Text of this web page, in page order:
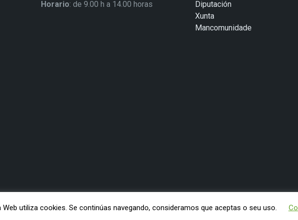
Horario: de 9.00 h a 14.00 horas
Diputación
Xunta
Mancomunidade
Web utiliza cookies. Se continúas navegando, consideramos que aceptas o seu uso.